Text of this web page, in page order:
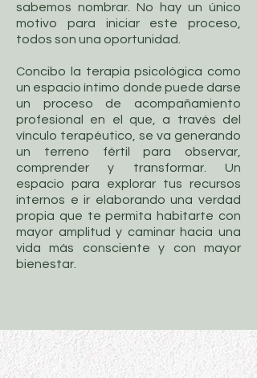
sabemos nombrar. No hay un único
motivo para iniciar este proceso,
todos son una oportunidad.
Concibo la terapia psicológica como
un espacio íntimo donde puede darse
un proceso de acompañamiento
profesional en el que, a través del
vínculo terapéutico, se va generando
un terreno fértil para observar,
comprender y transformar. Un
espacio para explorar tus recursos
internos e ir elaborando una verdad
propia que te permita habitarte con
mayor amplitud y caminar hacia una
vida más consciente y con mayor
bienestar.